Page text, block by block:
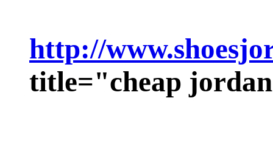
http://
title="cheap